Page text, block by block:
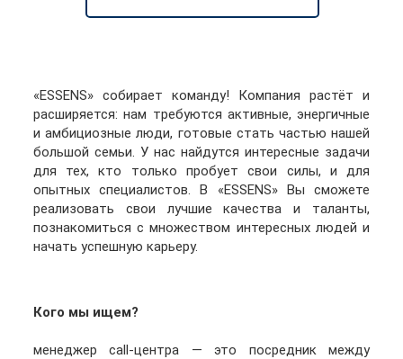
«ESSENS» собирает команду! Компания растёт и
расширяется: нам требуются активные, энергичные
и амбициозные люди, готовые стать частью нашей
большой семьи. У нас найдутся интересные задачи
для тех, кто только пробует свои силы, и для
опытных специалистов. В «ESSENS» Вы сможете
реализовать свои лучшие качества и таланты,
познакомиться с множеством интересных людей и
начать успешную карьеру.
Кого мы ищем?
менеджер call-центра — это посредник между